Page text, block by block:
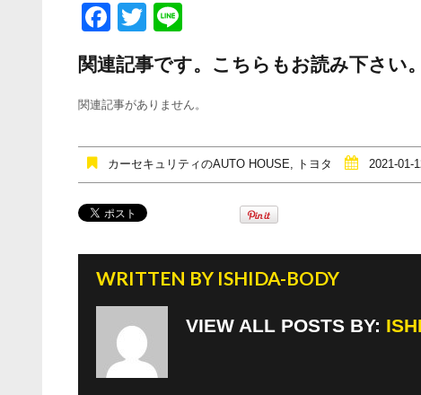
F
a
c
e
o
o
k
T
tt
er
e
関連記事です。こちらもお読み下さい。
関連記事がありません。
カーセキュリティのAUTO HOUSE トヨタ 2021-01-
WRITTEN BY ISHIDA-BODY
VIEW ALL POSTS BY: